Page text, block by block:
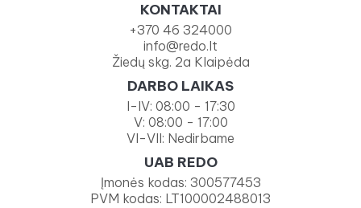
KONTAKTAI
+370 46 324000
info@redo.lt
Žiedų skg. 2a Klaipėda
DARBO LAIKAS
I-IV: 08:00 - 17:30
V: 08:00 - 17:00
VI-VII: Nedirbame
UAB REDO
Įmonės kodas: 300577453
PVM kodas: LT100002488013